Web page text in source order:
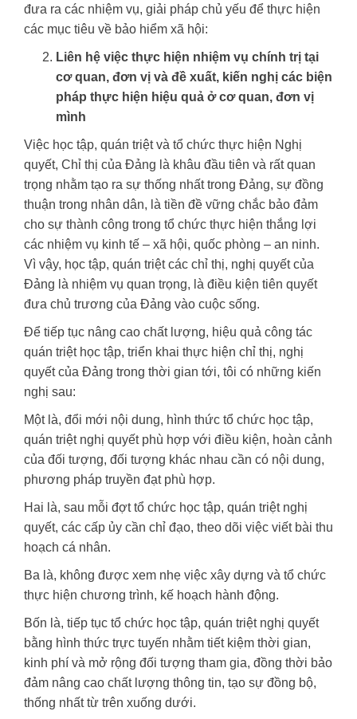
đưa ra các nhiệm vụ, giải pháp chủ yếu để thực hiện
các mục tiêu về bảo hiểm xã hội:
Liên hệ việc thực hiện nhiệm vụ chính trị tại
cơ quan, đơn vị và đề xuất, kiến nghị các biện
pháp thực hiện hiệu quả ở cơ quan, đơn vị
mình
Việc học tập, quán triệt và tổ chức thực hiện Nghị
quyết, Chỉ thị của Đảng là khâu đầu tiên và rất quan
trọng nhằm tạo ra sự thống nhất trong Đảng, sự đồng
thuận trong nhân dân, là tiền đề vững chắc bảo đảm
cho sự thành công trong tổ chức thực hiện thắng lợi
các nhiệm vụ kinh tế – xã hội, quốc phòng – an ninh.
Vì vậy, học tập, quán triệt các chỉ thị, nghị quyết của
Đảng là nhiệm vụ quan trọng, là điều kiện tiên quyết
đưa chủ trương của Đảng vào cuộc sống.
Để tiếp tục nâng cao chất lượng, hiệu quả công tác
quán triệt học tập, triển khai thực hiện chỉ thị, nghị
quyết của Đảng trong thời gian tới, tôi có những kiến
nghị sau:
Một là, đổi mới nội dung, hình thức tổ chức học tập,
quán triệt nghị quyết phù hợp với điều kiện, hoàn cảnh
của đối tượng, đối tượng khác nhau cần có nội dung,
phương pháp truyền đạt phù hợp.
Hai là, sau mỗi đợt tổ chức học tập, quán triệt nghị
quyết, các cấp ủy cần chỉ đạo, theo dõi việc viết bài thu
hoạch cá nhân.
Ba là, không được xem nhẹ việc xây dựng và tổ chức
thực hiện chương trình, kế hoạch hành động.
Bốn là, tiếp tục tổ chức học tập, quán triệt nghị quyết
bằng hình thức trực tuyến nhằm tiết kiệm thời gian,
kinh phí và mở rộng đối tượng tham gia, đồng thời bảo
đảm nâng cao chất lượng thông tin, tạo sự đồng bộ,
thống nhất từ trên xuống dưới.